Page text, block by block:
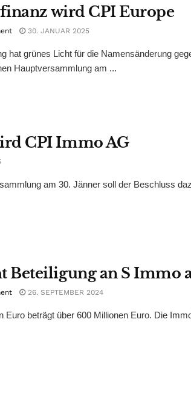
wird CPI Europe
30. JANUAR 2025
hat grünes Licht für die Namensänderung
Hauptversammlung am ...
CPI Immo AG
am 30. Jänner soll der Beschluss
an S Immo
26. SEPTEMBER 2024
Euro beträgt über 600 Millionen Euro. Die